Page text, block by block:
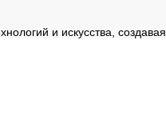
и искусства,